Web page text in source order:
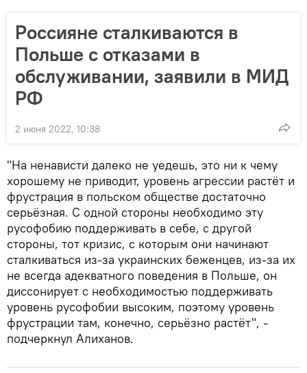
Россияне сталкиваются в
Польше с отказами в
обслуживании, заявили в МИД
РФ
2 июня 2022, 10:38
"На ненависти далеко не уедешь, это ни к чему
хорошему не приводит, уровень агрессии растёт и
фрустрация в польском обществе достаточно
серьёзная. С одной стороны необходимо эту
русофобию поддерживать в себе, с другой
стороны, тот кризис, с которым они начинают
сталкиваться из-за украинских беженцев, из-за их
не всегда адекватного поведения в Польше, он
диссонирует с необходимостью поддерживать
уровень русофобии высоким, поэтому уровень
фрустрации там, конечно, серьёзно растёт", -
подчеркнул Алиханов.